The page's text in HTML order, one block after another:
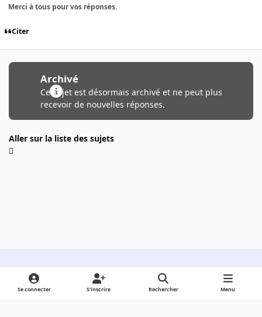
Merci à tous pour vos réponses.
Citer
Archivé
Ce sujet est désormais archivé et ne peut plus
recevoir de nouvelles réponses.
Aller sur la liste des sujets
Light ModeDark ModeSystem Preference
Se connecter S’inscrire Rechercher Menu